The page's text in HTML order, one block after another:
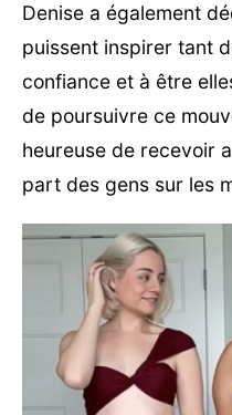
Denise a également
puissent inspirer tant
confiance et à être
de poursuivre ce
heureuse de recevoir
part des gens sur les